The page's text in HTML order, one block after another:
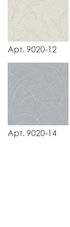
Арт. 9020-12
Арт. 9020-14